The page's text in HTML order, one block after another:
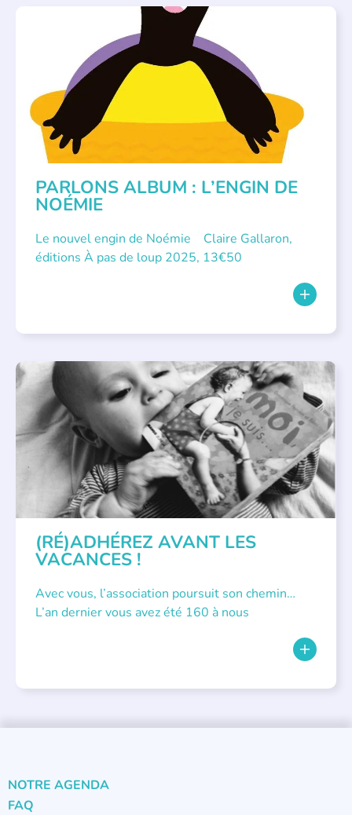
PARLONS ALBUM : L’ENGIN DE
NOÉMIE
Le nouvel engin de Noémie Claire Gallaron,
éditions À pas de loup 2025, 13€50
APPEL À SOUTIEN
(RÉ)ADHÉREZ AVANT LES
VACANCES !
Avec vous, l’association poursuit son chemin…
L’an dernier vous avez été 160 à nous
NOTRE AGENDA
FAQ